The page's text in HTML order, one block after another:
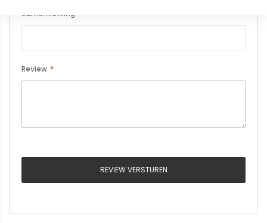
Samenvatting
Review
REVIEW VERSTUREN